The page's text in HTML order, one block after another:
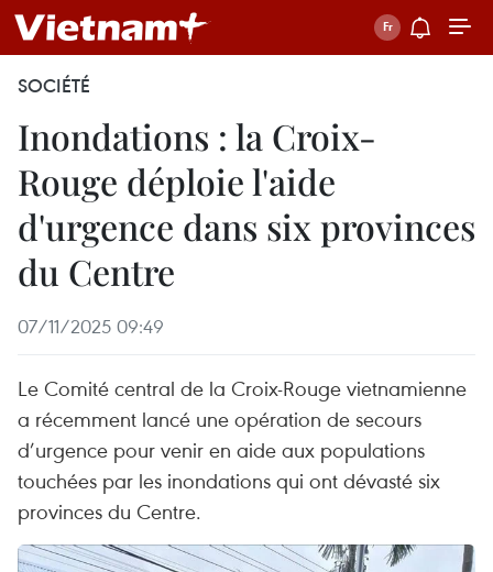
SOCIÉTÉ
Inondations : la Croix-
Rouge déploie l'aide
d'urgence dans six provinces
du Centre
07/11/2025 09:49
Le Comité central de la Croix-Rouge vietnamienne
a récemment lancé une opération de secours
d’urgence pour venir en aide aux populations
touchées par les inondations qui ont dévasté six
provinces du Centre.